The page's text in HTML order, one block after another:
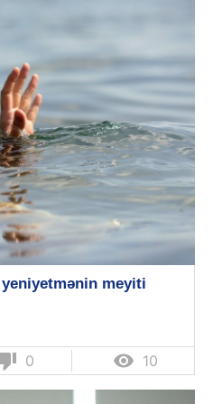
yeniyetmənin meyiti
0  10